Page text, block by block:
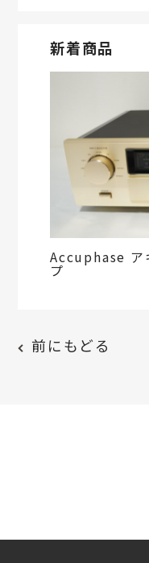
新着商品
Accuphase ア
プ
前にもどる